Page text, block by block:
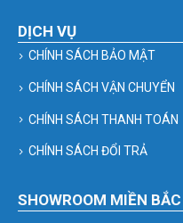
DỊCH VỤ
CHÍNH SÁCH BẢO MẬT
CHÍNH SÁCH VẬN CHUYỂN
CHÍNH SÁCH THANH TOÁN
CHÍNH SÁCH ĐỔI TRẢ
SHOWROOM MIỀN BẮC